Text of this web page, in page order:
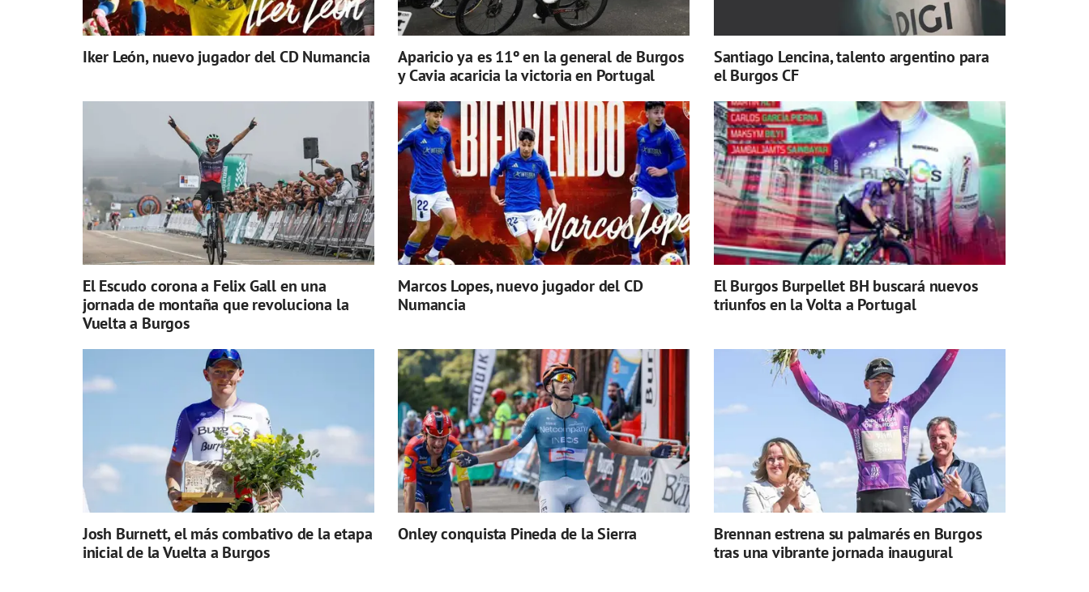
Iker León, nuevo jugador del CD Numancia
Aparicio ya es 11º en la general de Burgos
y Cavia acaricia la victoria en Portugal
Santiago Lencina, talento argentino para
el Burgos CF
El Escudo corona a Felix Gall en una
jornada de montaña que revoluciona la
Vuelta a Burgos
Marcos Lopes, nuevo jugador del CD
Numancia
El Burgos Burpellet BH buscará nuevos
triunfos en la Volta a Portugal
Josh Burnett, el más combativo de la etapa
inicial de la Vuelta a Burgos
Onley conquista Pineda de la Sierra
Brennan estrena su palmarés en Burgos
tras una vibrante jornada inaugural